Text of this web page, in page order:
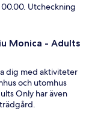
00.00. Utcheckning
Monica - Adults
dig med aktiviteter
och utomhus
Only har även